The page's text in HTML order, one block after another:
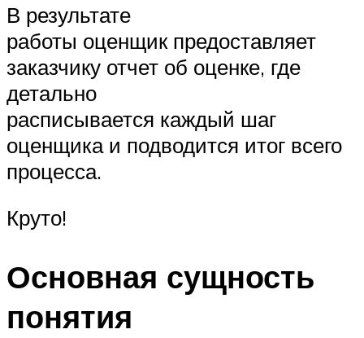
В результате
работы оценщик предоставляет
заказчику отчет об оценке, где
детально
расписывается каждый шаг
оценщика и подводится итог всего
процесса.
Круто!
Основная сущность
понятия